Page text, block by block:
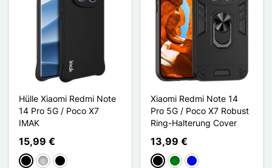
Hülle Xiaomi Redmi Note
14 Pro 5G / Poco X7
IMAK
15,99 €
SchwarzTransparent
Noir Transparent
Xiaomi Redmi Note 14
Pro 5G / Poco X7 Robust
Ring-Halterung Cover
13,99 €
Schwarz
GrünBlau